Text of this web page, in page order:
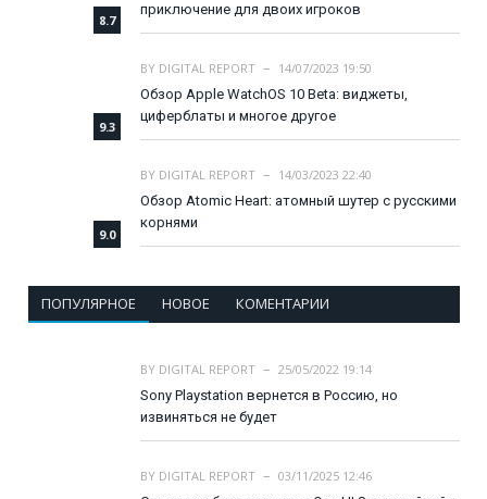
8.7
приключение для двоих игроков
9.3
BY DIGITAL REPORT
14/07/2023 19:50
Обзор Apple WatchOS 10 Beta: виджеты,
циферблаты и многое другое
9.0
BY DIGITAL REPORT
14/03/2023 22:40
Обзор Atomic Heart: атомный шутер с русскими
корнями
ПОПУЛЯРНОЕ НОВОЕ КОМЕНТАРИИ
BY DIGITAL REPORT
25/05/2022 19:14
Sony Playstation вернется в Россию, но
извиняться не будет
BY DIGITAL REPORT
03/11/2025 12:46